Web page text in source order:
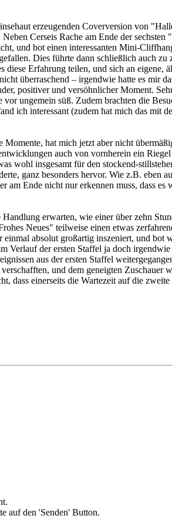
erzeugenden Coverversion von
Cerseis Rache am Ende der sechsten
und bot einen interessanten Mini-
Dies führte dann schließlich auch zu
Erfahrung teilen, und sich an eigene,
überraschend – irgendwie hatte es mir
positiver und versöhnlicher Moment.
ungemein süß. Zudem brachten die
ich interessant (zudem hat mich das mit
hat mich jetzt aber nicht
auch von vornherein ein
wohl insgesamt für den stockend-
ganz besonders hervor. Wie z.B. eben
Ende nicht nur erkennen muss, dass es
erwarten, wie einer über zehn
Neues" teilweise einen etwas
einmal absolut großartig inszeniert, und
Verlauf der ersten Staffel ja doch
aus der ersten Staffel
und dem geneigten Zuschauer
dass einerseits die Wartezeit auf die
auf den 'Senden' Button.